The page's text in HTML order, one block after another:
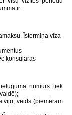
ir
Īstermiņa vīza
konsulārās
numurs tiek
veids (piemēram